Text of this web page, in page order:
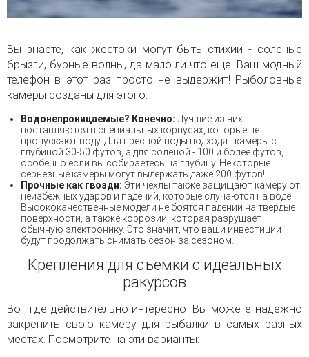
Вы знаете, как жестоки могут быть стихии - соленые
брызги, бурные волны, да мало ли что еще. Ваш модный
телефон в этот раз просто не выдержит! Рыболовные
камеры созданы для этого.
Водонепроницаемые? Конечно: Лучшие из них
поставляются в специальных корпусах, которые не
пропускают воду. Для пресной воды подходят камеры с
глубиной 30-50 футов, а для соленой - 100 и более футов,
особенно если вы собираетесь на глубину. Некоторые
серьезные камеры могут выдержать даже 200 футов!
Прочные как гвозди: Эти чехлы также защищают камеру от
неизбежных ударов и падений, которые случаются на воде.
Высококачественные модели не боятся падений на твердые
поверхности, а также коррозии, которая разрушает
обычную электронику. Это значит, что ваши инвестиции
будут продолжать снимать сезон за сезоном.
Крепления для съемки с идеальных
ракурсов
Вот где действительно интересно! Вы можете надежно
закрепить свою камеру для рыбалки в самых разных
местах. Посмотрите на эти варианты: